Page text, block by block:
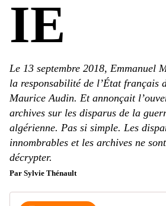
IE
Le 13 septembre 2018, Emmanuel
la responsabilité de l’État français
Maurice Audin. Et annonçait
archives sur les disparus de la
algérienne. Pas si simple. Les
innombrables et les archives ne
décrypter.
Par Sylvie Thénault